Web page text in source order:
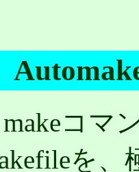
makeコ
を